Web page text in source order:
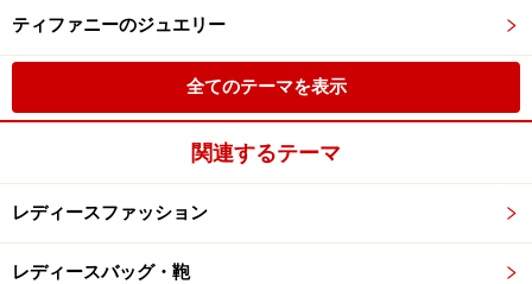
ティファニーのジュエリー
全てのテーマを表示
関連するテーマ
レディースファッション
レディースバッグ・鞄